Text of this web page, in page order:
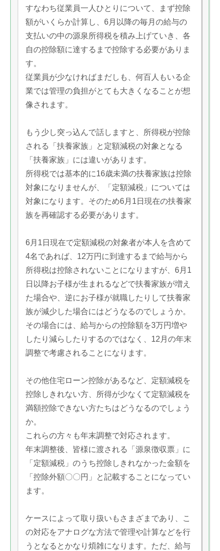
すなわち従業員一人ひとりについて、まず控除
額がいくらか計算し、6月以降の毎月の給与の
支払いの中の源泉所得税を積み上げていき、各
自の控除額に達するまで控除する必要がありま
す。
従業員が少なければまだしも、何百人もいる企
業では管理の負担がとても大きくなることが想
像されます。
もう少し突っ込んで話しますと、所得税が控除
される「扶養家族」と定額減税の対象となる
「扶養家族」には違いがあります。
所得税では基本的に16歳未満の扶養家族は控除
対象になりませんが、「定額減税」については
対象になります。そのため6月1日現在の扶養家
族を再確認する必要があります。
6月1日現在で定額減税の対象者が本人を含めて
4名であれば、12万円に到達するまで給与から
所得税は控除されないことになりますが、6月1
日以降お子様が生まれるなどで扶養家族が増え
た場合や、逆にお子様が就職したりして扶養家
族が減少した場合にはどうなるのでしょうか。
その場合には、給与からの控除額を3万円増や
したり減らしたりするのではなく、12月の年末
調整で考慮されることになります。
その他住宅ローン控除があるなど、定額減税を
控除しきれない方、所得が少なくて定額減税を
満額控除できない方たちはどうなるのでしょう
か。
これらの方々も年末調整で対応されます。
年末調整後、皆様に渡される「源泉徴収票」に
「定額減税」のうち控除しきれなかった金額を
「控除外額〇〇円」と記載することになってい
ます。
ケースによって取り扱いもさまざまであり、こ
の対応をアナログな方法で管理や計算などを行
うとなるとかなり煩雑になります。ただ、給与